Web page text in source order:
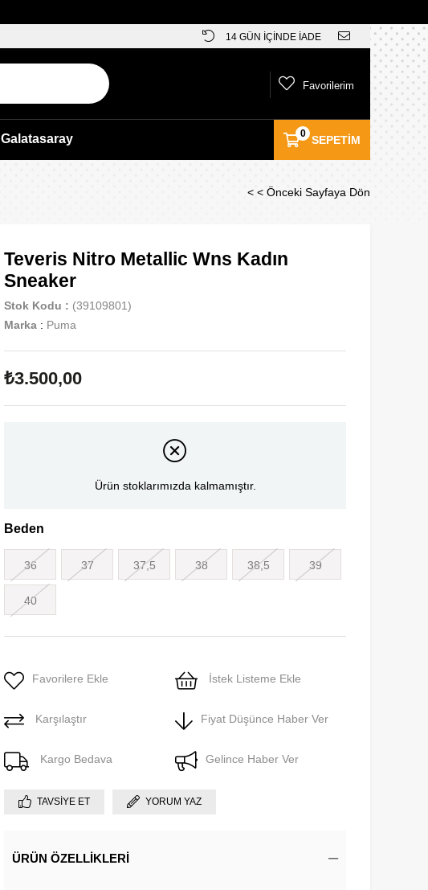
14 GÜN İÇİNDE İADE
SEPETIM
0
Favorilerim
Galatasaray
< < Önceki Sayfaya Dön
Teveris Nitro Metallic Wns Kadın
Sneaker
Stok Kodu
(39109801)
Marka : Puma
₺3.500,00
Ürün stoklarımızda kalmamıştır.
Beden
36 37 37,5 38 38,5 39
40
Favorilere Ekle İstek Listeme Ekle
Karşılaştır Fiyat Düşünce Haber Ver
Kargo Bedava Gelince Haber Ver
TAVSIYE ET YORUM YAZ
ÜRÜN ÖZELLIKLERI